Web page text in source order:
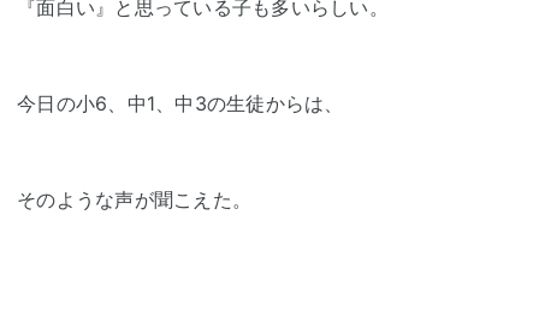
『面白い』と思っている子も多いらしい。
今日の小6、中1、中3の生徒からは、
そのような声が聞こえた。